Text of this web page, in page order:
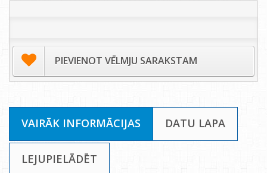
PIEVIENOT VĒLMJU SARAKSTAM
VAIRĀK INFORMĀCIJAS DATU LAPA
LEJUPIELĀDĒT